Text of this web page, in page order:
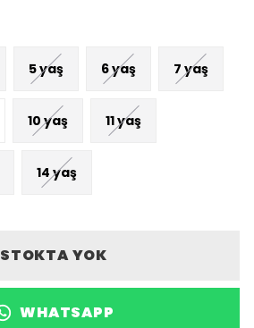
5 yaş 6 yaş 7 yaş
10 yaş 11 yaş
14 yaş
STOKTA YOK
WHATSAPP